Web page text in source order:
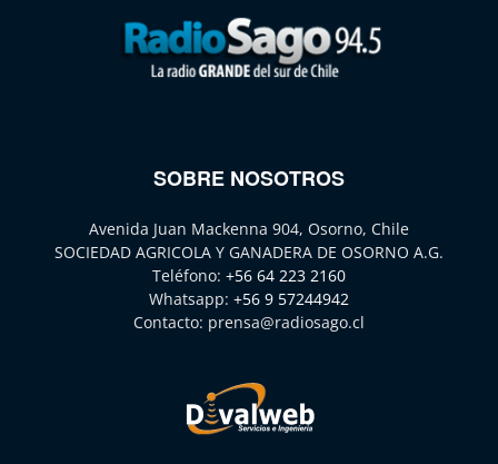
SOBRE NOSOTROS
Avenida Juan Mackenna 904, Osorno, Chile
SOCIEDAD AGRICOLA Y GANADERA DE OSORNO A.G.
Teléfono: +56 64 223 2160
Whatsapp: +56 9 57244942
Contacto: prensa@radiosago.cl